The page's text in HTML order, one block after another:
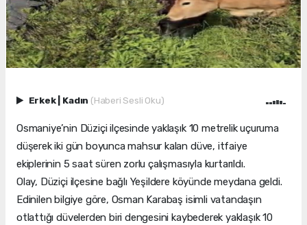
Erkek Kadın (Haberi Sesli Oku)
Osmaniye’nin Düziçi ilçesinde yaklaşık 10 metrelik uçuruma
düşerek iki gün boyunca mahsur kalan düve, itfaiye
ekiplerinin 5 saat süren zorlu çalışmasıyla kurtarıldı.
Olay, Düziçi ilçesine bağlı Yeşildere köyünde meydana geldi.
Edinilen bilgiye göre, Osman Karabaş isimli vatandaşın
otlattığı düvelerden biri dengesini kaybederek yaklaşık 10